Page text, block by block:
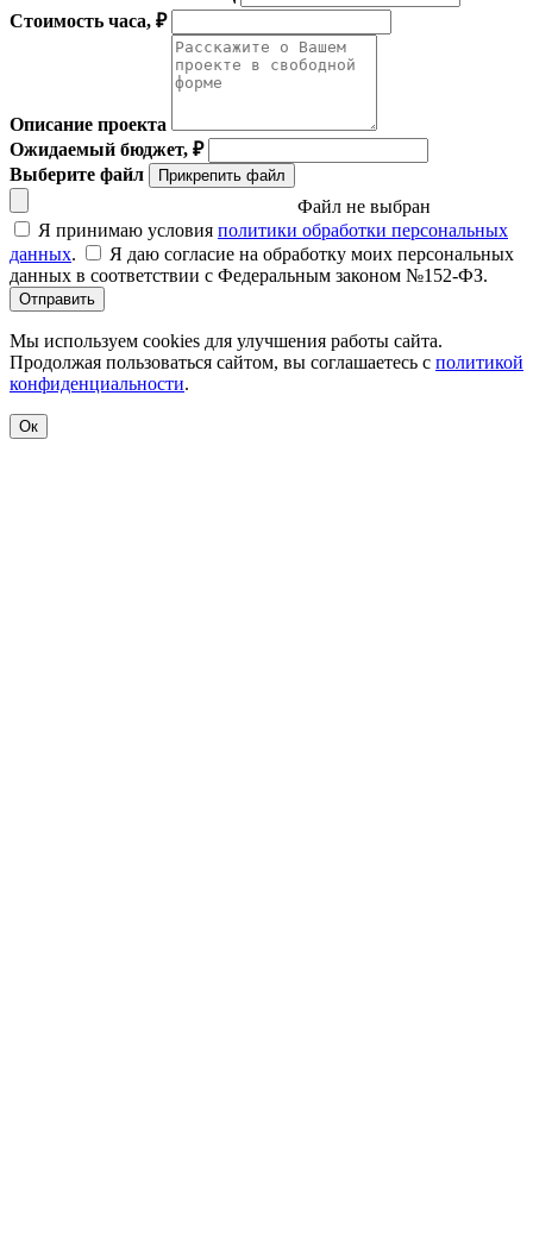
Стоимость часа, ₽
Описание проекта
Ожидаемый бюджет, ₽
Выберите файл
Прикрепить файл
Файл не выбран
Я принимаю условия политики обработки персональных
данных.
Я даю согласие на обработку моих персональных
данных в соответствии с Федеральным законом №152-ФЗ.
Отправить
Мы используем cookies для улучшения работы сайта.
Продолжая пользоваться сайтом, вы соглашаетесь с политикой
конфиденциальности.
Ок